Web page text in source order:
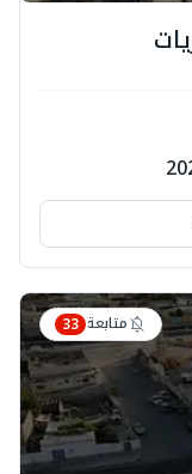
متابعة 33